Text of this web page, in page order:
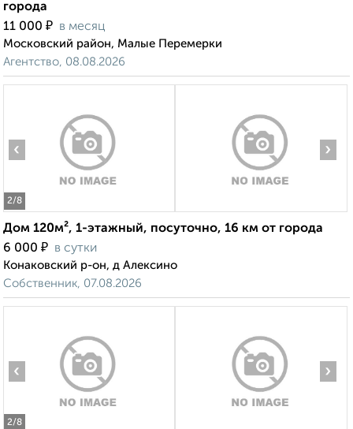
города
11 000 ₽ в месяц
Московский район, Малые Перемерки
Агентство, 08.08.2026
2/8
‹ ›
Дом 120м², 1-этажный, посуточно, 16 км от города
6 000 ₽ в сутки
Конаковский р-он, д Алексино
Собственник, 07.08.2026
2/8
‹ ›